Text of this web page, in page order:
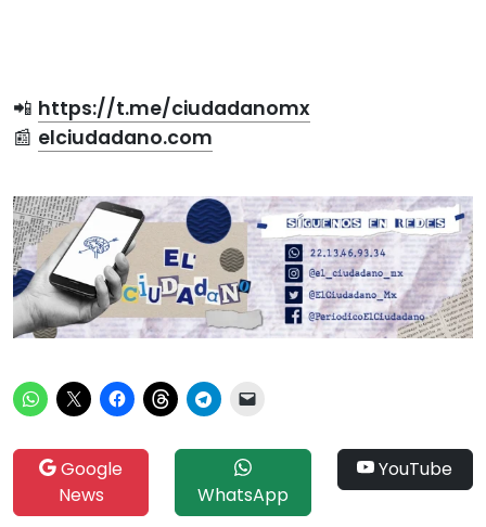
📲 https://t.me/ciudadanomx
📰 elciudadano.com
Google
News
WhatsApp
YouTube